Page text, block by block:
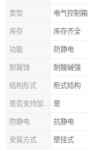
类型 电气控制箱
库存 库存齐全
功能 防静电
耐腐蚀 耐酸碱强
结构形式 柜式结构
是
防静电 抗静电
安装方式 壁挂式